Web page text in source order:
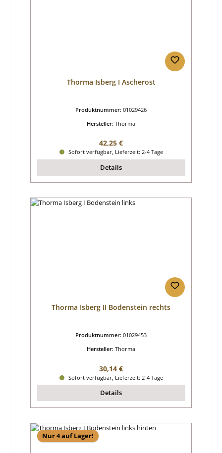
Thorma Isberg I Ascherost
Produktnummer: 01029426
Hersteller: Thorma
Regulärer Preis:
42,25 €
Sofort verfügbar, Lieferzeit: 2-4 Tage
Details
Thorma Isberg II Bodenstein rechts
Produktnummer: 01029453
Hersteller: Thorma
Regulärer Preis:
30,14 €
Sofort verfügbar, Lieferzeit: 2-4 Tage
Details
Nur 4 auf Lager!